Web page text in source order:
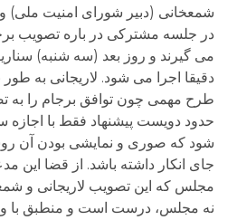
شمعخانی (دبیر شورای امنیت ملی)
در جلسه مشترکی در باره تصویب
می گیرند و روز بعد (سه شنبه)
دقیقا اجرا می شود. لاریجانی به
طرح مهمی چون توافق برجام را به
حدود دویست پیشنهاد فقط با
شود که صوری و نمایشی بودن آن
جای انکار داشته باشد. از قضا این
مجلس که این تصویب لاریجانی و
نه مجلس، درست است و منطبق با